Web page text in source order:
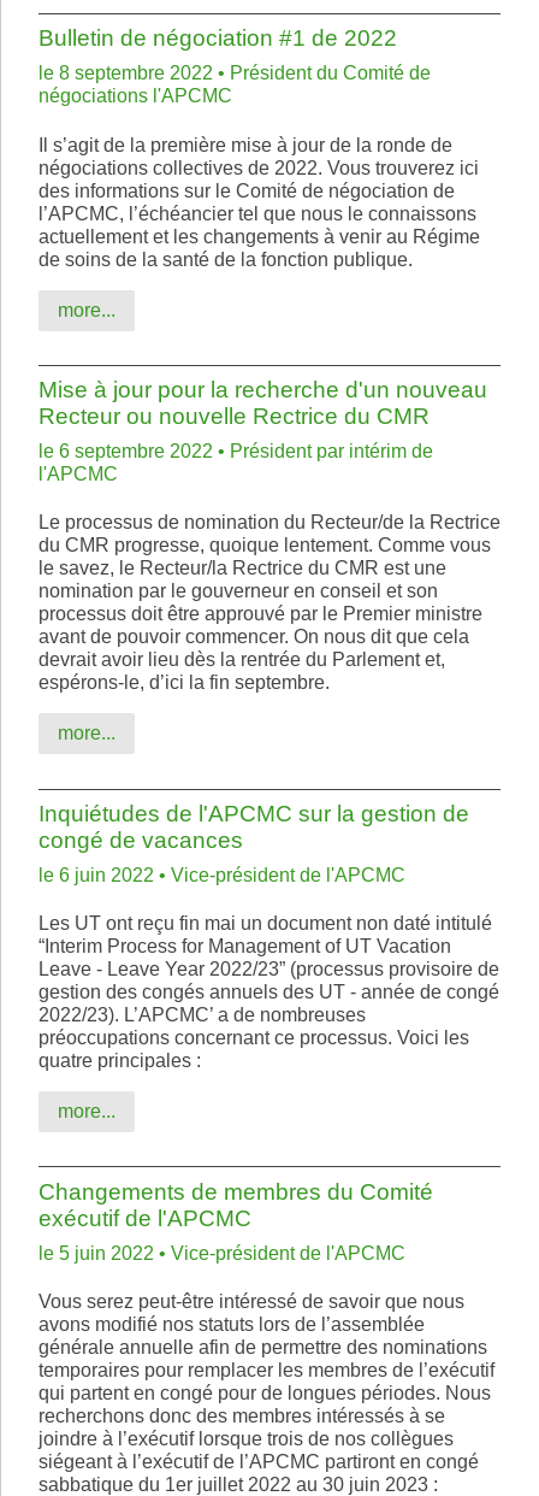
Bulletin de négociation #1 de 2022
le 8 septembre 2022 • Président du Comité de
négociations l'APCMC
Il s’agit de la première mise à jour de la ronde de
négociations collectives de 2022. Vous trouverez ici
des informations sur le Comité de négociation de
l’APCMC, l’échéancier tel que nous le connaissons
actuellement et les changements à venir au Régime
de soins de la santé de la fonction publique.
more...
Mise à jour pour la recherche d'un nouveau
Recteur ou nouvelle Rectrice du CMR
le 6 septembre 2022 • Président par intérim de
l'APCMC
Le processus de nomination du Recteur/de la Rectrice
du CMR progresse, quoique lentement. Comme vous
le savez, le Recteur/la Rectrice du CMR est une
nomination par le gouverneur en conseil et son
processus doit être approuvé par le Premier ministre
avant de pouvoir commencer. On nous dit que cela
devrait avoir lieu dès la rentrée du Parlement et,
espérons-le, d’ici la fin septembre.
more...
Inquiétudes de l'APCMC sur la gestion de
congé de vacances
le 6 juin 2022 • Vice-président de l'APCMC
Les UT ont reçu fin mai un document non daté intitulé
“Interim Process for Management of UT Vacation
Leave - Leave Year 2022/23” (processus provisoire de
gestion des congés annuels des UT - année de congé
2022/23). L’APCMC’ a de nombreuses
préoccupations concernant ce processus. Voici les
quatre principales :
more...
Changements de membres du Comité
exécutif de l'APCMC
le 5 juin 2022 • Vice-président de l'APCMC
Vous serez peut-être intéressé de savoir que nous
avons modifié nos statuts lors de l’assemblée
générale annuelle afin de permettre des nominations
temporaires pour remplacer les membres de l’exécutif
qui partent en congé pour de longues périodes. Nous
recherchons donc des membres intéressés à se
joindre à l’exécutif lorsque trois de nos collègues
siégeant à l’exécutif de l’APCMC partiront en congé
sabbatique du 1er juillet 2022 au 30 juin 2023 :